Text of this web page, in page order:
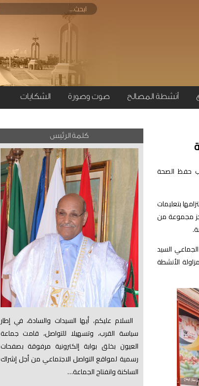
أنشطة المصالح صوت وصورة الشكايات
حفظ الصحة
بتعليمات
حجز مجموعة من
السيد
الأنشطة
كلمة الرئيس
السلام عليكم، أيها السيدات والسادة، في إطار
سياسة القرب، وتسهيلا للتواصل، قامت جماعة
العيون بخلق بوابة إلكترونية مرفوقة بصفحات
رسمية لمواقع التواصل الاجتماعي من أجل إشراك
الساكنة وانفتاح الجماعة…